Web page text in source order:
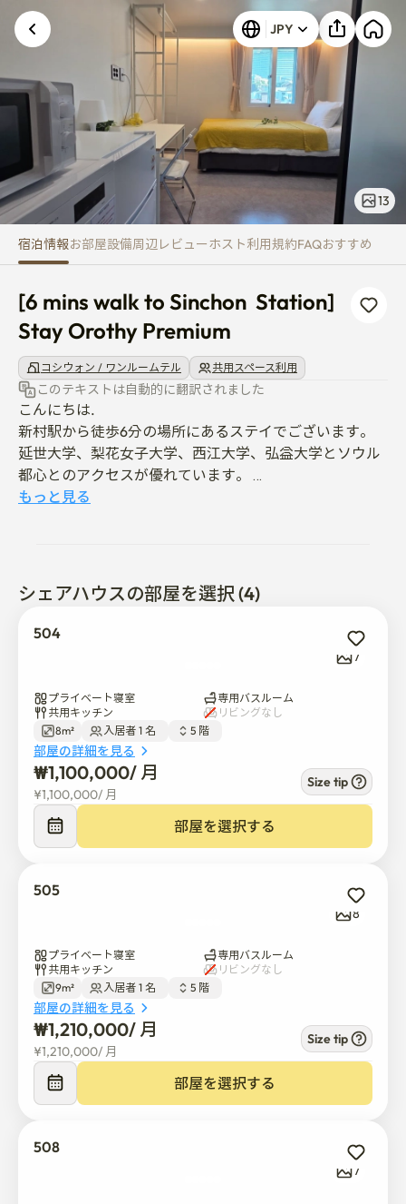
[6 mins walk to Sinchon
JPY
13
宿泊情報お部屋設備周辺 レビューホスト利用規約FAQおすすめ
[6 mins walk to Sinchon  Station]
Stay Orothy Premium
コシウォン / ワンルームテル 共用スペース利用
このテキストは自動的に翻訳されました
こんにちは.
新村駅から徒歩6分の場所にあるステイでございます。
延世大学、梨花女子大学、西江大学、弘益大学とソウル
都心とのアクセスが優れています。
部屋の広さが大きく、開放的な眺望を持つ広い窓が特徴
す。
皆様の日常を応援しております。
3. ペット禁止
エレベーターがございます。
駐車場がございます（有料）
1階に24時間営業のコンビニエンスストアがございま
す。
近くにダイソー、ノーブランド、アートボックス、オリ
ーブヤング、スターバックスがあります。
新村地下鉄駅まで徒歩6分
もっと見る
シェアハウスの部屋を選択 (4)
504
7
プライベート寝室
専用バスルーム
共用キッチン
リビングなし
8m²
入居者 1 名 5 階
部屋の詳細を見る
₩1,100,000/ 月
¥1,100,000/ 月
Size tip
部屋を選択する
505
8
プライベート寝室
専用バスルーム
共用キッチン
リビングなし
9m²
入居者 1 名 5 階
部屋の詳細を見る
₩1,210,000/ 月
¥1,210,000/ 月
Size tip
部屋を選択する
508
7
不明なエラーが発生しました。再試行してくださ
い。